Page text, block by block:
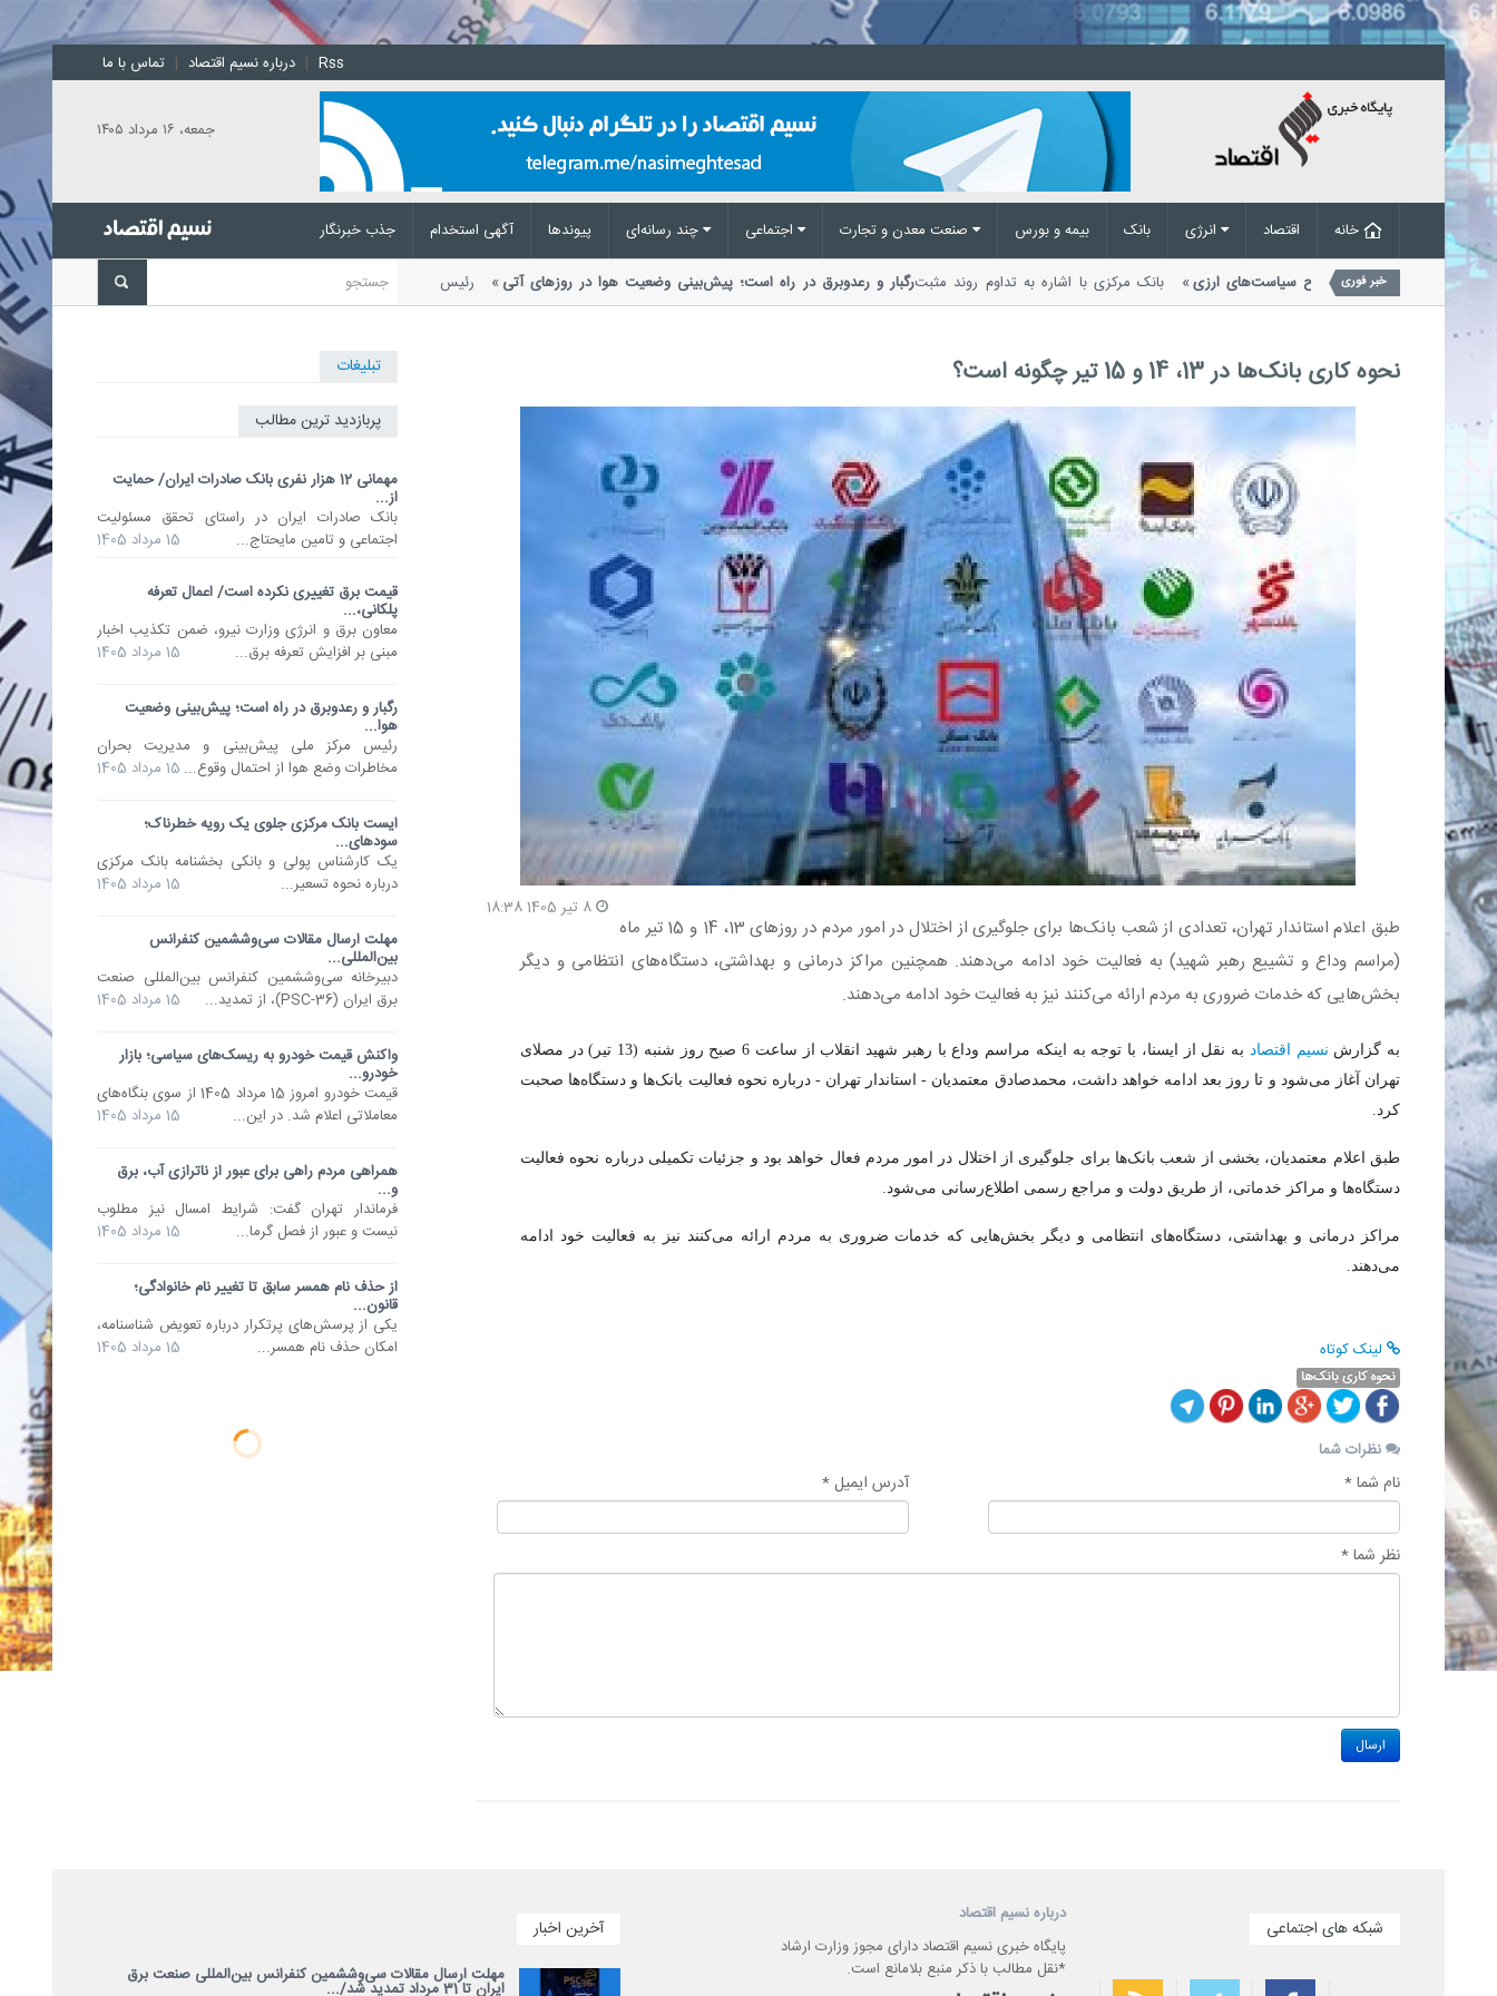
تماس با ما | درباره نسیم اقتصاد | Rss
جمعه، ۱۶ مرداد ۱۴۰۵
جذب خبرنگار آگهی استخدام پیوند‌ها بیمه و بورس بانک اقتصاد
خبر فوری رگبار و رعدوبرق در راه است؛ پیش‌بینی وضعیت هوا در روزهای آتی
رئیس مرکز ملی پیش‌بینی و
مدیریت بحران مخاطرات وضع هوا از احتمال...
تقاضای غیرواقعی در پی اصلاح سیاست‌های ارزی
بانک مرکزی با اشاره به تداوم روند مثبت
ارزی اعلام کرد که...
تبلیغات
پربازدید ترین مطالب
مهمانی 12 هزار نفری بانک صادرات ایران/ حمایت
از...
​بانک صادرات ایران در راستای تحقق مسئولیت
اجتماعی و تامین مایحتاج...
15 مرداد 1405
قیمت برق تغییری نکرده است/ اعمال تعرفه
پلکانی،...
معاون برق و انرژی وزارت نیرو، ضمن تکذیب اخبار
مبنی بر افزایش تعرفه برق...
15 مرداد 1405
رگبار و رعدوبرق در راه است؛ پیش‌بینی وضعیت
هوا...
رئیس مرکز ملی پیش‌بینی و مدیریت بحران
مخاطرات وضع هوا از احتمال وقوع... 15 مرداد 1405
ایست بانک مرکزی جلوی یک رویه خطرناک؛
سودهای...
یک کارشناس پولی و بانکی بخشنامه بانک مرکزی
درباره نحوه تسعیر...
15 مرداد 1405
مهلت ارسال مقالات سی‌وششمین کنفرانس
بین‌المللی...
دبیرخانه سی‌وششمین کنفرانس بین‌المللی صنعت
برق ایران (PSC-36)، از تمدید...
15 مرداد 1405
واکنش قیمت خودرو به ریسک‌های سیاسی؛ بازار
خودرو...
قیمت خودرو امروز 15 مرداد 1405 از سوی بنگاه‌های
معاملاتی اعلام شد. در این...
15 مرداد 1405
همراهی مردم راهی برای عبور از ناترازی آب، برق
و...
فرماندار تهران گفت: شرایط امسال نیز مطلوب
نیست و عبور از فصل گرما...
15 مرداد 1405
از حذف نام همسر سابق تا تغییر نام خانوادگی؛
قانون...
یکی از پرسش‌های پرتکرار درباره تعویض شناسنامه،
امکان حذف نام همسر...
15 مرداد 1405
نحوه کاری بانک‌ها در 13، 14 و 15 تیر چگونه است؟
طبق اعلام استاندار تهران، تعدادی از شعب بانک‌ها برای جلوگیری از اختلال در امور مردم در روزهای 13، 14 و 15 تیر ماه
(مراسم وداع و تشییع رهبر شهید) به فعالیت خود ادامه می‌دهند. همچنین مراکز درمانی و بهداشتی، دستگاه‌های انتظامی و دیگر
بخش‌هایی که خدمات ضروری به مردم ارائه می‌کنند نیز به فعالیت خود ادامه می‌دهند.
به گزارش نسیم اقتصاد
به نقل از ایسنا، با توجه به اینکه مراسم وداع با رهبر شهید انقلاب از ساعت 6 صبح روز شنبه (13 تیر) در مصلای
تهران آغاز می‌شود و تا روز بعد ادامه خواهد داشت، محمدصادق معتمدیان - استاندار تهران - درباره نحوه فعالیت بانک‌ها و دستگاه‌ها صحبت
کرد.
طبق اعلام معتمدیان، بخشی از شعب بانک‌ها برای جلوگیری از اختلال در امور مردم فعال خواهد بود و جزئیات تکمیلی درباره نحوه فعالیت
دستگاه‌ها و مراکز خدماتی، از طریق دولت و مراجع رسمی اطلاع‌رسانی می‌شود.
مراکز درمانی و بهداشتی، دستگاه‌های انتظامی و دیگر بخش‌هایی که خدمات ضروری به مردم ارائه می‌کنند نیز به فعالیت خود ادامه
می‌دهند.
لینک کوتاه
نحوه کاری بانک‌ها
نظرات شما
آدرس ایمیل * نام شما *
نظر شما *
آخرین اخبار
مهلت ارسال مقالات سی‌وششمین کنفرانس بین‌المللی صنعت برق
ایران تا 31 مرداد تمدید شد/...
درباره نسیم اقتصاد
پایگاه خبری نسیم اقتصاد دارای مجوز وزارت ارشاد
*نقل مطالب با ذکر منبع بلامانع است.
شبکه های اجتماعی